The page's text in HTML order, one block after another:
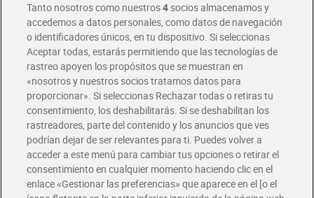
Envío gratis por compras superiores a 100€
Envío estandar por 4,99€
Glovo y Uber Eats
Solicita tu factura de Glovo o Uber Eats
Únete al CLUB Dia
Disfruta las ventajas y ofertas exclusivas.
Descárgate la APP Dia
Tanto nosotros como nuestros4socios almacenamos y
accedemos a datos personales, como datos de navegación
o identificadores únicos, en tu dispositivo. Si seleccionas
Aceptar todas, estarás permitiendo que las tecnologías de
rastreo apoyen los propósitos que se muestran en
«nosotros y nuestros socios tratamos datos para
proporcionar». Si seleccionas Rechazar todas o retiras tu
consentimiento, los deshabilitarás. Si se deshabilitan los
rastreadores, parte del contenido y los anuncios que ves
podrían dejar de ser relevantes para ti. Puedes volver a
acceder a este menú para cambiar tus opciones o retirar el
consentimiento en cualquier momento haciendo clic en el
enlace «Gestionar las preferencias» que aparece en el [o el